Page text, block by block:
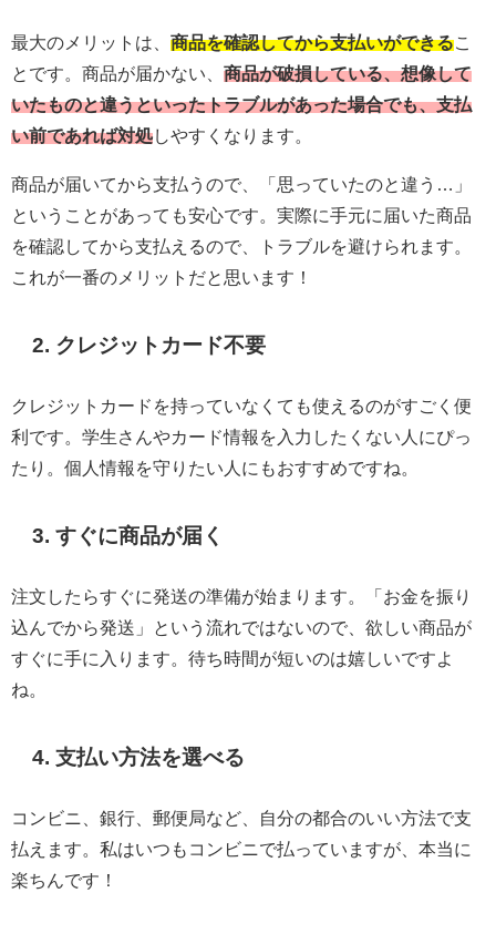
最大のメリットは、 商品を確認してから支払いができる こ
とです。商品が届かない、 商品が破損している、想像して
いたものと違うといったトラブルがあった場合でも、支払
い前であれば対処しやすくなります。
商品が届いてから支払うので、「思っていたのと違う…」
ということがあっても安心です。実際に手元に届いた商品
を確認してから支払えるので、トラブルを避けられます。
これが一番のメリットだと思います！
2. クレジットカード不要
クレジットカードを持っていなくても使えるのがすごく便
利です。学生さんやカード情報を入力したくない人にぴっ
たり。個人情報を守りたい人にもおすすめですね。
3. すぐに商品が届く
注文したらすぐに発送の準備が始まります。「お金を振り
込んでから発送」という流れではないので、欲しい商品が
すぐに手に入ります。待ち時間が短いのは嬉しいですよ
ね。
4. 支払い方法を選べる
コンビニ、銀行、郵便局など、自分の都合のいい方法で支
払えます。私はいつもコンビニで払っていますが、本当に
楽ちんです！